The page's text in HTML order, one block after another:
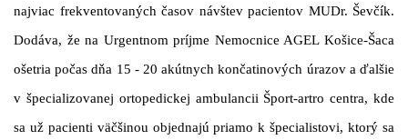
najviac frekventovaných časov návštev pacientov MUDr. Ševčík.
Dodáva, že na Urgentnom príjme Nemocnice AGEL Košice-Šaca
ošetria počas dňa 15 - 20 akútnych končatinových úrazov a ďalšie
v špecializovanej ortopedickej ambulancii Šport-artro centra, kde
sa už pacienti väčšinou objednajú priamo k špecialistovi, ktorý sa